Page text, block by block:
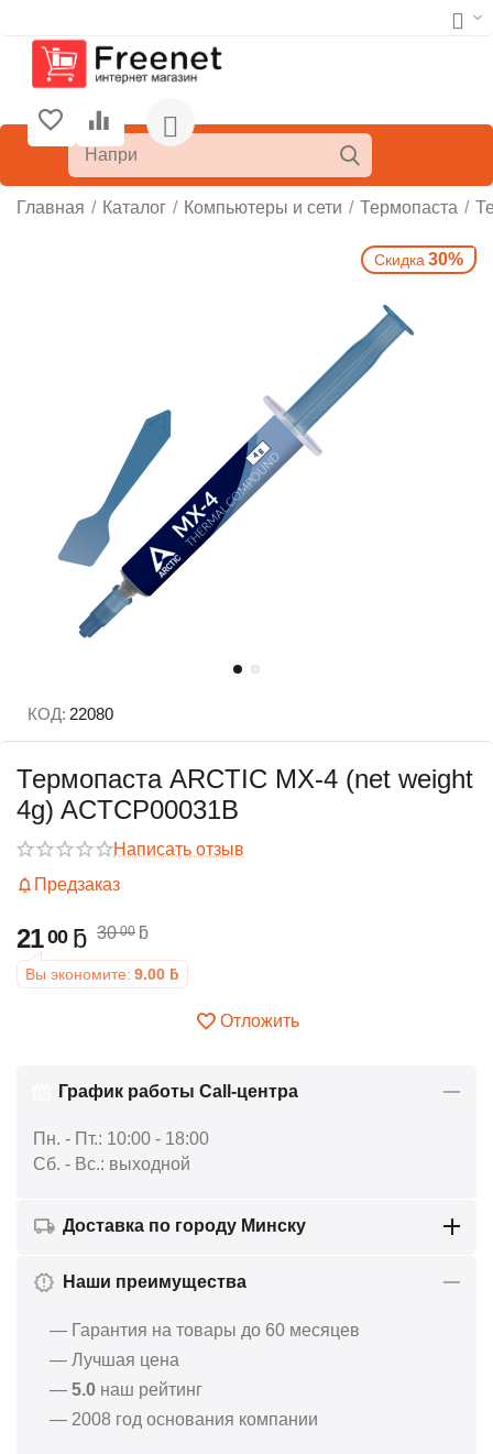
Главная / Каталог / Компьютеры и сети / Термопаста /
Скидка 30%
КОД: 22080
Термопаста ARCTIC MX-4 (net weight
4g) ACTCP00031B
Написать отзыв
Предзаказ
2100 ƃ 30 00 ƃ
Вы экономите: 9.00 ƃ
Отложить
График работы Call-центра
Пн. - Пт.: 10:00 - 18:00
Сб. - Вс.: выходной
Доставка по городу Минску
Наши преимущества
— Гарантия на товары до 60 месяцев
— Лучшая цена
— 5.0 наш рейтинг
— 2008 год основания компании